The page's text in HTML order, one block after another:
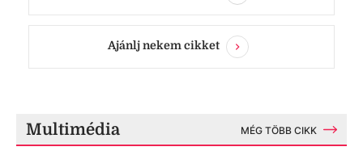
Ajánlj nekem cikket
Multimédia MÉG TÖBB CIKK